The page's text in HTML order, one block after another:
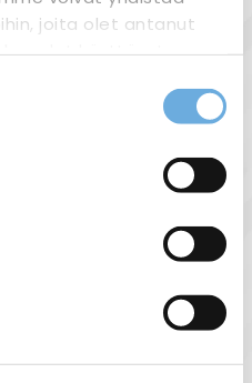
joita olet antanut
olet käyttänyt